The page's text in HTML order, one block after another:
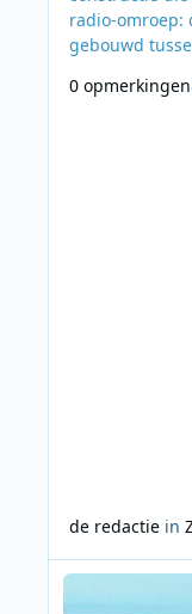
radio-omroep:
gebouwd
vervanging
0 opmerkingen
de redactiein
Lees meer over